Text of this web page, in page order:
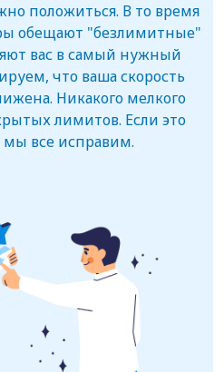
положиться. В то время
обещают "безлимитные"
вас в самый нужный
что ваша скорость
Никакого мелкого
лимитов. Если это
все исправим.